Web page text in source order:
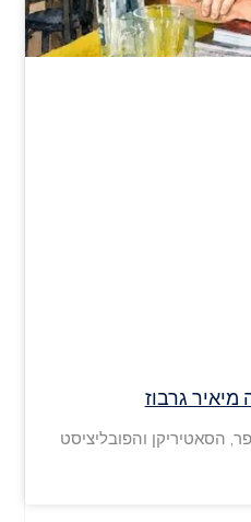
גרבוז
הסאטיריקן והפובליציסט